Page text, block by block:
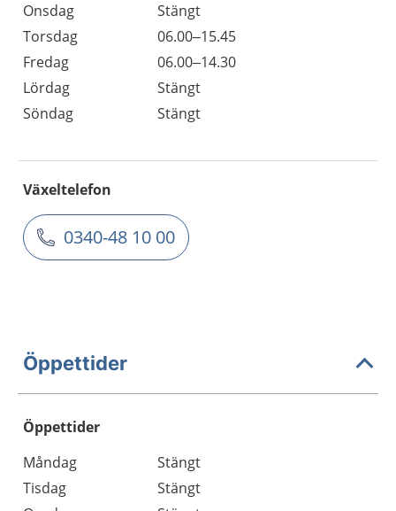
Onsdag
Stängt
Torsdag
06.00–15.45
Fredag
06.00–14.30
Lördag
Stängt
Söndag
Stängt
Växeltelefon
0340-48 10 00
Öppettider
Öppettider
Dag
Öppettider
Kommentarer
Måndag
Stängt
Tisdag
Stängt